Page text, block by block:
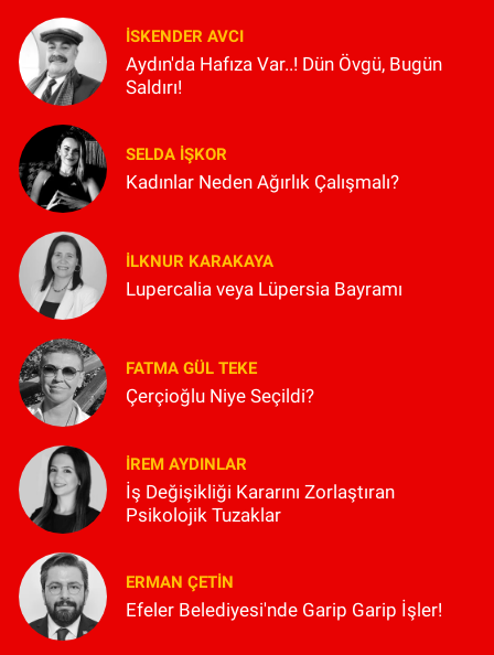
İSKENDER AVCI
Aydın'da Hafıza Var..! Dün Övgü, Bugün
Saldırı!
SELDA İŞKOR
Kadınlar Neden Ağırlık Çalışmalı?
İLKNUR KARAKAYA
Lupercalia veya Lüpersia Bayramı
FATMA GÜL TEKE
Çerçioğlu Niye Seçildi?
İREM AYDINLAR
İş Değişikliği Kararını Zorlaştıran
Psikolojik Tuzaklar
ERMAN ÇETIN
Efeler Belediyesi'nde Garip Garip İşler!